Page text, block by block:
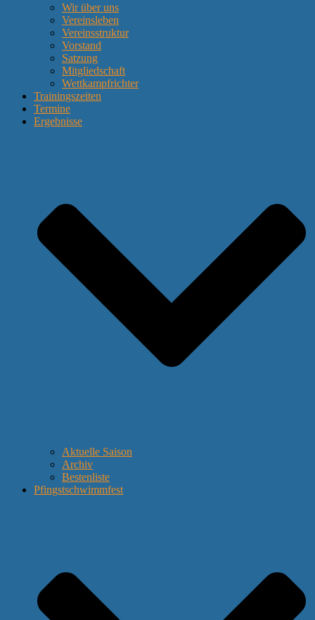
Wir über uns
Vereinsleben
Vereinsstruktur
Vorstand
Satzung
Mitgliedschaft
Wettkampfrichter
Trainingszeiten
Termine
Ergebnisse
Aktuelle Saison
Archiv
Bestenliste
Pfingstschwimmfest